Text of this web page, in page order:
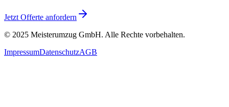
Jetzt Offerte anfordern
© 2025 Meisterumzug GmbH. Alle Rechte vorbehalten.
ImpressumDatenschutzAGB